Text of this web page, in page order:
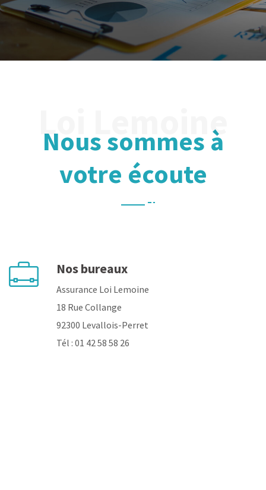
Nous sommes à
votre écoute
Nos bureaux
Assurance Loi Lemoine
18 Rue Collange
92300 Levallois-Perret
Tél : 01 42 58 58 26